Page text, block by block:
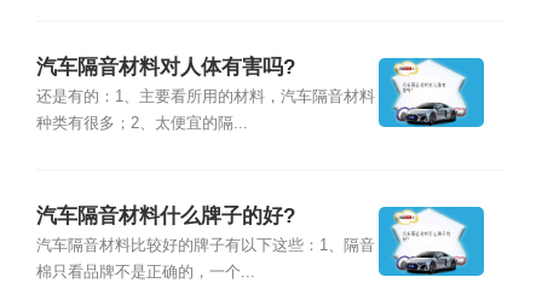
汽车隔音材料对人体有害吗?
还是有的：1、主要看所用的材料，汽车隔音材料
种类有很多；2、太便宜的隔...
汽车隔音材料什么牌子的好?
汽车隔音材料比较好的牌子有以下这些：1、隔音
棉只看品牌不是正确的，一个...